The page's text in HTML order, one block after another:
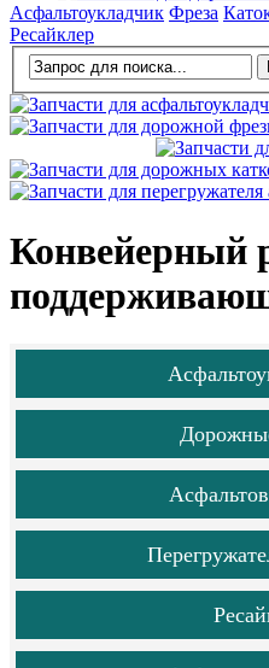
Асфальтоукладчик Фреза
Ресайклер
Конвейерный